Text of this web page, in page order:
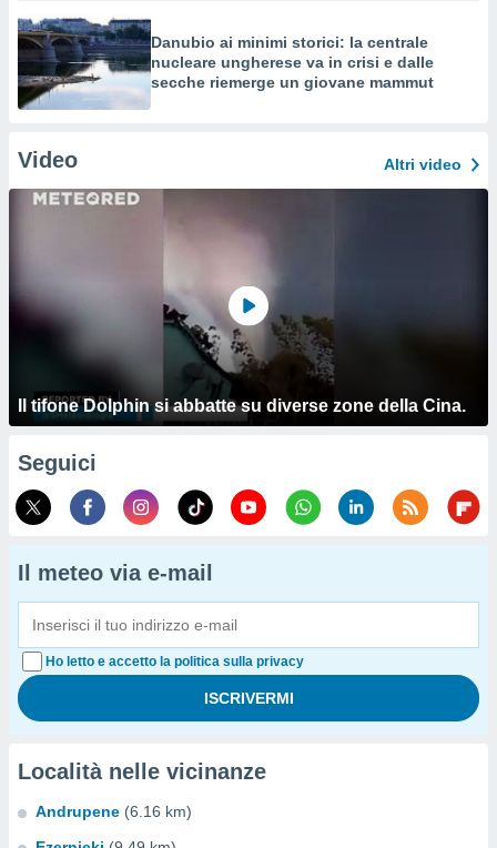
Danubio ai minimi storici: la centrale
nucleare ungherese va in crisi e dalle
secche riemerge un giovane mammut
Video Altri video
Il tifone Dolphin si abbatte su diverse zone della Cina.
Seguici
Il meteo via e-mail
Ho letto e accetto la politica sulla privacy
Località nelle vicinanze
Andrupene (6.16 km)